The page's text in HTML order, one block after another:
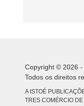
Copyright © 2026 -
Todos os direitos
A ISTOÉ
TRES COMÉRCIO